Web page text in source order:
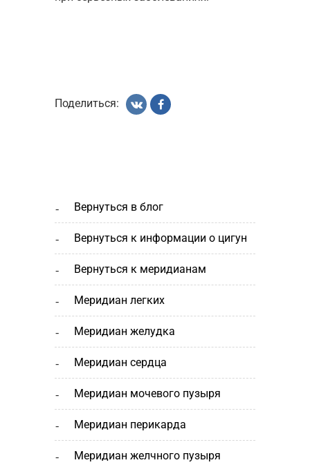
вернуться в блог
вернуться к информации о цигун
вернуться к меридианам
меридиан легких
меридиан желудка
меридиан сердца
меридиан мочевого пузыря
меридиан перикарда
меридиан желчного пузыря
Поделиться: